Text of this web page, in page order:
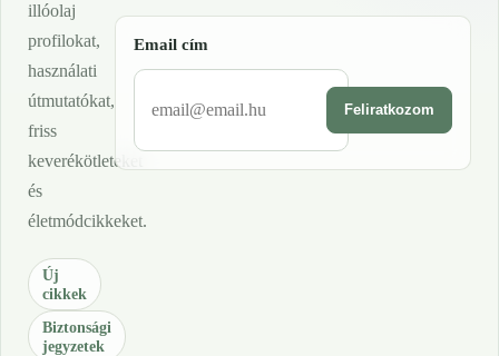
illóolaj
profilokat,
használati
útmutatókat,
friss
keverékötleteket
és
életmódcikkeket.
Új
cikkek
Biztonsági
jegyzetek
Email cím
Feliratkozom